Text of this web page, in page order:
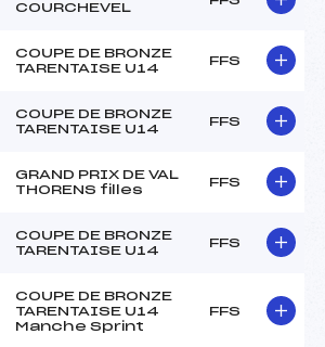
COURCHEVEL
COUPE DE BRONZE
TARENTAISE U14
FFS
COUPE DE BRONZE
TARENTAISE U14
FFS
GRAND PRIX DE VAL
THORENS filles
FFS
COUPE DE BRONZE
TARENTAISE U14
FFS
COUPE DE BRONZE
TARENTAISE U14
Manche Sprint
FFS